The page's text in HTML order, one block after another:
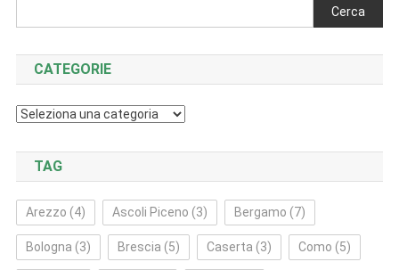
Cerca
CATEGORIE
Categorie
TAG
Arezzo (4) Ascoli Piceno (3) Bergamo (7)
Bologna (3) Brescia (5) Caserta (3) Como (5)